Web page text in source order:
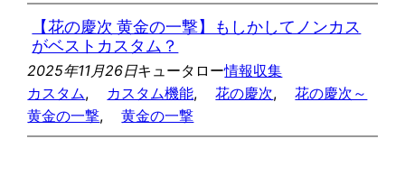
【花の慶次 黄金の一撃】もしかしてノンカス
がベストカスタム？
2025年11月26日キュータロー情報収集
カスタム, カスタム機能, 花の慶次,
花の慶次～
黄金の一撃, 黄金の一撃